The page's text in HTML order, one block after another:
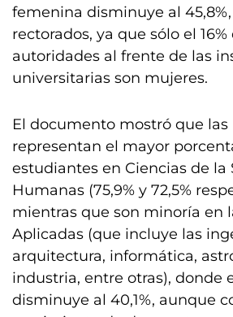
femenina disminuye al
rectorados, ya que sólo el
autoridades al frente de las
universitarias son mujeres.
El documento mostró que
representan el mayor
estudiantes en Ciencias de la
Humanas (75,9% y 72,5%
mientras que son minoría en
Aplicadas (que incluye las
arquitectura, informática,
industria, entre otras), donde
disminuye al 40,1%, aunque